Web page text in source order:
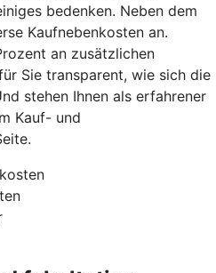
bedenken. Neben dem
Kaufnebenkosten an.
an zusätzlichen
Sie transparent, wie sich die
stehen Ihnen als erfahrener
Kauf- und